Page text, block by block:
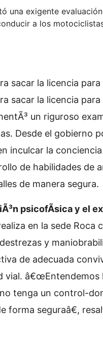
una exigente
a los
sacar la licencia
sacar la licencia
un riguroso
Desde el gobierno
inculcar la
de habilidades de
de manera segura.
psicofÃ­sica y el
en la sede Roca
y
de adecuada
vial. â€œEntendemos
tenga un control-
forma seguraâ€,